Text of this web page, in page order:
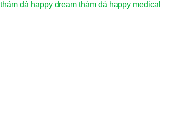
thảm đá happy dream thảm đá happy medical